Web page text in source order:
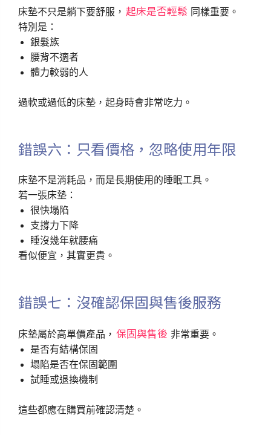
床墊不只是躺下要舒服， 起床是否輕鬆 同樣重要。
特別是：
銀髮族
腰背不適者
體力較弱的人
過軟或過低的床墊，起身時會非常吃力。
錯誤六：只看價格，忽略使用年限
床墊不是消耗品，而是長期使用的睡眠工具。
若一張床墊：
很快塌陷
支撐力下降
睡沒幾年就腰痛
看似便宜，其實更貴。
錯誤七：沒確認保固與售後服務
床墊屬於高單價產品， 保固與售後 非常重要。
是否有結構保固
塌陷是否在保固範圍
試睡或退換機制
這些都應在購買前確認清楚。